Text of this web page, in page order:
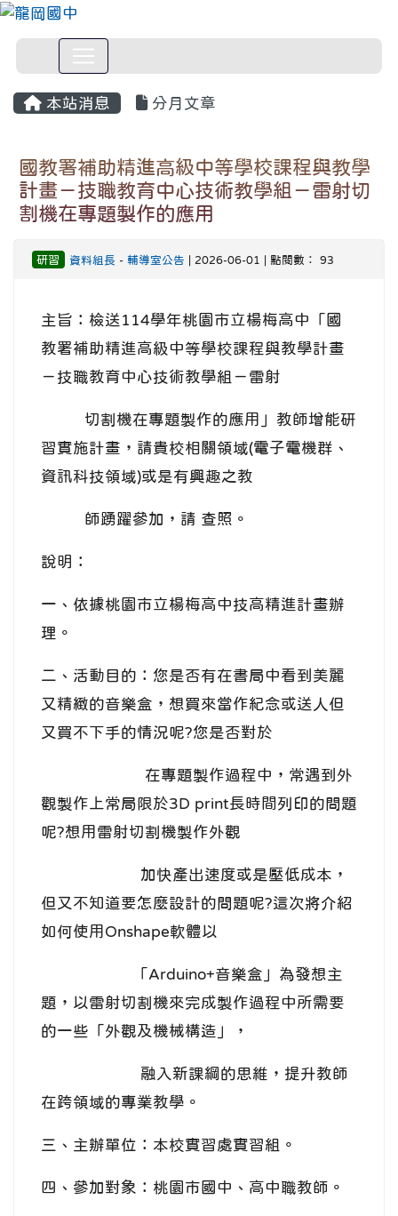
本站消息 分月文章
國教署補助精進高級中等學校課程與教學
計畫－技職教育中心技術教學組－雷射切
割機在專題製作的應用
研習 資料組長 - 輔導室公告 | 2026-06-01 | 點閱數： 93
主旨：檢送114學年桃園市立楊梅高中「國
教署補助精進高級中等學校課程與教學計畫
－技職教育中心技術教學組－雷射
切割機在專題製作的應用」教師增能研
習實施計畫，請貴校相關領域(電子電機群、
資訊科技領域)或是有興趣之教
師踴躍參加，請 查照。
說明：
一、依據桃園市立楊梅高中技高精進計畫辦
理。
二、活動目的：您是否有在書局中看到美麗
又精緻的音樂盒，想買來當作紀念或送人但
又買不下手的情況呢?您是否對於
在專題製作過程中，常遇到外
觀製作上常局限於3D print長時間列印的問題
呢?想用雷射切割機製作外觀
加快產出速度或是壓低成本，
但又不知道要怎麼設計的問題呢?這次將介紹
如何使用Onshape軟體以
「Arduino+音樂盒」為發想主
題，以雷射切割機來完成製作過程中所需要
的一些「外觀及機械構造」，
融入新課綱的思維，提升教師
在跨領域的專業教學。
三、主辦單位：本校實習處實習組。
四、參加對象：桃園市國中、高中職教師。